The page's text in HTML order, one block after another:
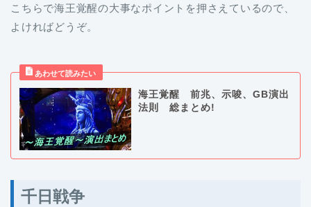
こちらで海王覚醒の大事なポイントを押さえているので、
よければどうぞ。
海王覚醒 前兆、示唆、GB演出
法則 総まとめ!
千日戦争